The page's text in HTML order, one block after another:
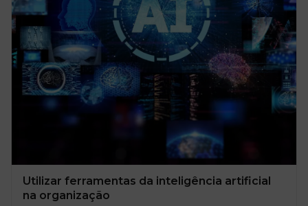
Utilizar ferramentas da inteligência artificial
na organização